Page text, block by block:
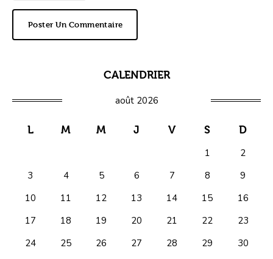
Poster Un Commentaire
CALENDRIER
août 2026
L M M J V S D
1
2
3
4 5 6 7 8
9
10
11 12 13 14 15
16
17
18 19 20 21 22
23
24
25 26 27 28 29
30